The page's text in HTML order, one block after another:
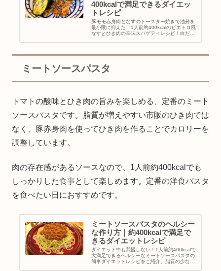
400kcalで満足できるダイエッ
トレシピ
豚モモ赤身肉となすのトースター焼きで油分を
最小限に抑えた、1人前約400kcalのピエトロ風
なすとひき肉の辛味スパゲティレシピ！白だし
す。
ミートソースパスタ
トマトの酸味とひき肉の旨みを楽しめる、定番のミート
ソースパスタです。脂質が増えやすい市販のひき肉では
なく、豚赤身肉を使ってひき肉を作ることでカロリーを
調整しています。
肉の存在感があるソースなので、1人前約400kcalでも
しっかりした食事として楽しめます。定番の洋食パスタ
を食べたい日におすすめです。
ミートソースパスタのヘルシー
な作り方｜約400kcalで満足で
きるダイエットレシピ
ダイエット中も我慢しない！1人前約400kcalで
大満足できるヘルシーなミートソースパスタの
簡単ダイエットレシピをご紹介。脂質の少ない